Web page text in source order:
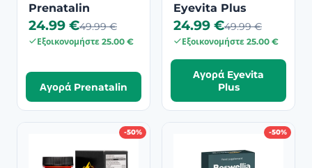
Prenatalin
24.99 €49.99 €
Εξοικονομήστε 25.00 €
Αγορά Prenatalin
Eyevita Plus
24.99 €49.99 €
Εξοικονομήστε 25.00 €
Αγορά Eyevita
Plus
-50% -50%